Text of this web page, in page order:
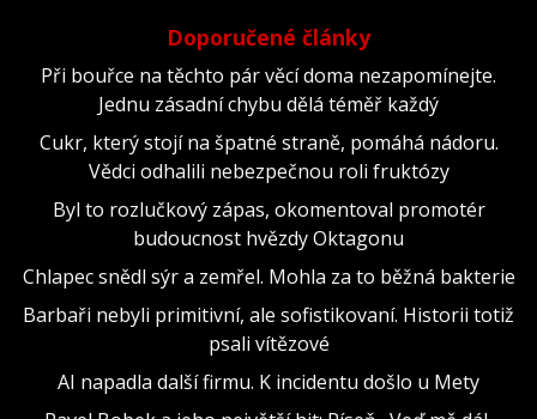
Doporučené články
Při bouřce na těchto pár věcí doma nezapomínejte.
Jednu zásadní chybu dělá téměř každý
Cukr, který stojí na špatné straně, pomáhá nádoru.
Vědci odhalili nebezpečnou roli fruktózy
Byl to rozlučkový zápas, okomentoval promotér
budoucnost hvězdy Oktagonu
Chlapec snědl sýr a zemřel. Mohla za to běžná bakterie
Barbaři nebyli primitivní, ale sofistikovaní. Historii totiž
psali vítězové
AI napadla další firmu. K incidentu došlo u Mety